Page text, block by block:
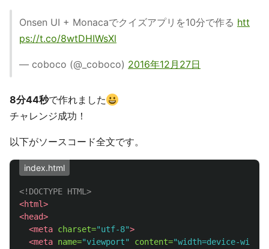
Onsen UI + Monacaでクイズアプリを10分で作る htt
ps://t.co/8wtDHIWsXl
— coboco (@_coboco) 2016年12月27日
8分44秒で作れました
チャレンジ成功！
以下がソースコード全文です。
index.html
<!DOCTYPE HTML>
<html>
<head>
<meta charset="utf-8">
<meta name="viewport" content="width=device-